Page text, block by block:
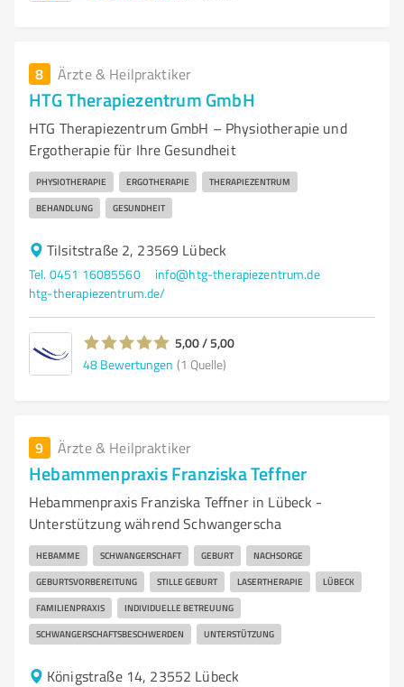
8 Ärzte & Heilpraktiker
HTG Therapiezentrum GmbH
HTG Therapiezentrum GmbH – Physiotherapie und
Ergotherapie für Ihre Gesundheit
PHYSIOTHERAPIE ERGOTHERAPIE THERAPIEZENTRUM
BEHANDLUNG GESUNDHEIT
Tilsitstraße 2, 23569 Lübeck
Tel. 0451 16085560
info@htg-therapiezentrum.de
htg-therapiezentrum.de/
5,00 / 5,00
48 Bewertungen (1 Quelle)
9 Ärzte & Heilpraktiker
Hebammenpraxis Franziska Teffner
Hebammenpraxis Franziska Teffner in Lübeck -
Unterstützung während Schwangerscha
HEBAMME SCHWANGERSCHAFT GEBURT NACHSORGE
GEBURTSVORBEREITUNG STILLE GEBURT LASERTHERAPIE LÜBECK
FAMILIENPRAXIS INDIVIDUELLE BETREUUNG
SCHWANGERSCHAFTSBESCHWERDEN UNTERSTÜTZUNG
Königstraße 14, 23552 Lübeck